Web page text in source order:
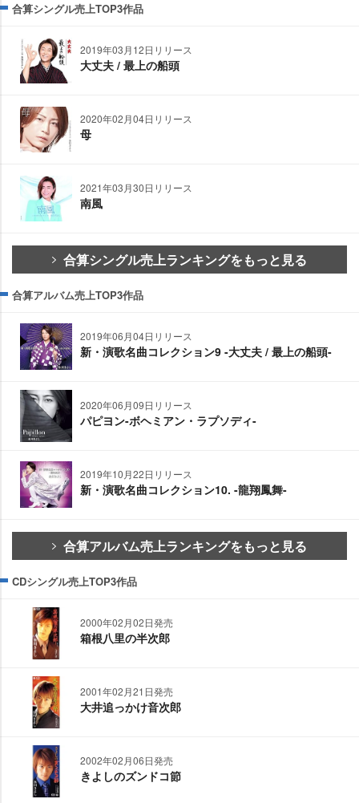
合算シングル売上TOP3作品
2019年03月12日リリース
大丈夫 / 最上の船頭
2020年02月04日リリース
母
2021年03月30日リリース
南風
合算シングル売上ランキングをもっと見る
合算アルバム売上TOP3作品
2019年06月04日リリース
新・演歌名曲コレクション9 -大丈夫 / 最上の船頭-
2020年06月09日リリース
パピヨン-ボヘミアン・ラプソディ-
2019年10月22日リリース
新・演歌名曲コレクション10. -龍翔鳳舞-
合算アルバム売上ランキングをもっと見る
CDシングル売上TOP3作品
2000年02月02日発売
箱根八里の半次郎
2001年02月21日発売
大井追っかけ音次郎
2002年02月06日発売
きよしのズンドコ節